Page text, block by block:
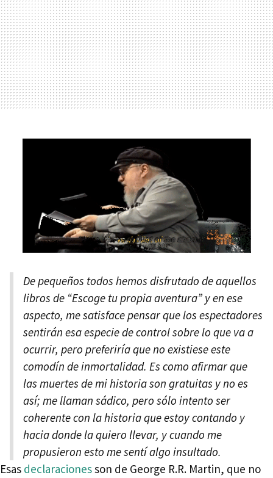
De pequeños todos hemos disfrutado de aquellos
libros de “Escoge tu propia aventura” y en ese
aspecto, me satisface pensar que los espectadores
sentirán esa especie de control sobre lo que va a
ocurrir, pero preferiría que no existiese este
comodín de inmortalidad. Es como afirmar que
las muertes de mi historia son gratuitas y no es
así; me llaman sádico, pero sólo intento ser
coherente con la historia que estoy contando y
hacia donde la quiero llevar, y cuando me
propusieron esto me sentí algo insultado.
Esas declaracionesson de George R.R. Martin, que no